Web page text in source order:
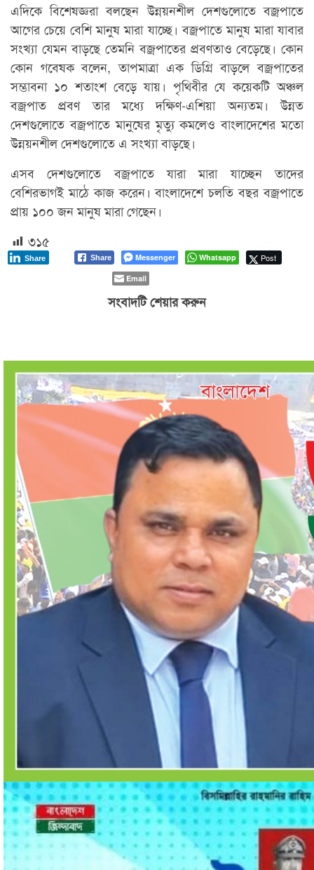
এদিকে বিশেষজ্ঞরা বলছেন উন্নয়নশীল দেশগুলোতে বজ্রপাতে
আগের চেয়ে বেশি মানুষ মারা যাচ্ছে। বজ্রপাতে মানুষ মারা যাবার
সংখ্যা যেমন বাড়ছে তেমনি বজ্রপাতের প্রবণতাও বেড়েছে। কোন
কোন গবেষক বলেন, তাপমাত্রা এক ডিগ্রি বাড়লে বজ্রপাতের
সম্ভাবনা ১০ শতাংশ বেড়ে যায়। পৃথিবীর যে কয়েকটি অঞ্চল
বজ্রপাত প্রবণ তার মধ্যে দক্ষিণ-এশিয়া অন্যতম। উন্নত
দেশগুলোতে বজ্রপাতে মানুষের মৃত্যু কমলেও বাংলাদেশের মতো
উন্নয়নশীল দেশগুলোতে এ সংখ্যা বাড়ছে।
এসব দেশগুলোতে বজ্রপাতে যারা মারা যাচ্ছেন তাদের
বেশিরভাগই মাঠে কাজ করেন। বাংলাদেশে চলতি বছর বজ্রপাতে
প্রায় ১০০ জন মানুষ মারা গেছেন।
৩১৫
Share Messenger Whatsapp Post
Share
Email
সংবাদটি শেয়ার করুন